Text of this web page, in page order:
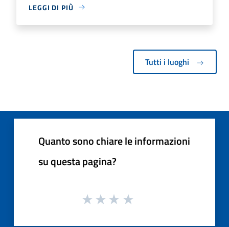
LEGGI DI PIÙ
Tutti i luoghi
Quanto sono chiare le informazioni
su questa pagina?